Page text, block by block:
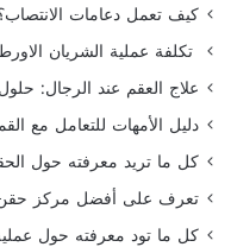
كيف تعمل دعامات
تكلفة عملية الشريان
علاج العقم عند الرجال:
دليل الأمهات للتعامل مع
كل ما تريد معرفته حول
تعرف على أفضل مركز حقن
كل ما تود معرفته حول